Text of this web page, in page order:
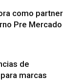
como partner
Pre Mercado
de
marcas